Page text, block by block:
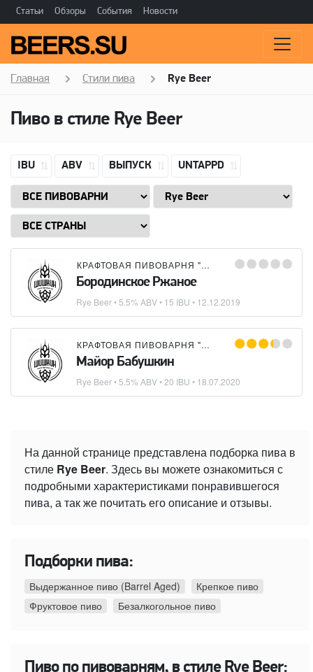
Статьи Обзоры События Новости
Главная Стили пива Rye Beer
Пиво в стиле Rye Beer
IBU ABV ВЫПУСК UNTAPPD
КРАФТОВАЯ ПИВОВАРНЯ "ШИШКИН"
Бородинское Ржаное
Rye Beer• 5.5% ABV • 15 IBU • 12.12.2019
КРАФТОВАЯ ПИВОВАРНЯ "ШИШКИН"
Майор Бабушкин
Rye Beer• 5.5% ABV • 20 IBU • 18.07.2020
На данной странице представлена подборка пива в
стиле Rye Beer. Здесь вы можете ознакомиться с
подробными характеристиками понравившегося
пива, а так же почитать его описание и отзывы.
Подборки пива:
Выдержанное пиво (Barrel Aged)
Крепкое пиво
Фруктовое пиво
Безалкогольное пиво
Пиво по пивоварням, в стиле Rye Beer: